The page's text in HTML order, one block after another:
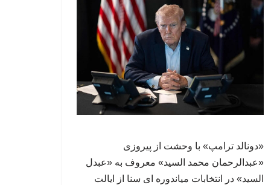
«دونالد ترامپ» با وحشت از پیروزی
«عبدالرحمان محمد السید» معروف به «عبدل
السید» در انتخابات میاندوره ای سنا از ایالت